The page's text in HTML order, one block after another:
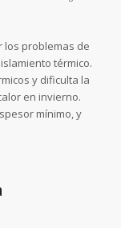
los problemas de
térmico.
y dificulta la
en invierno.
mínimo, y